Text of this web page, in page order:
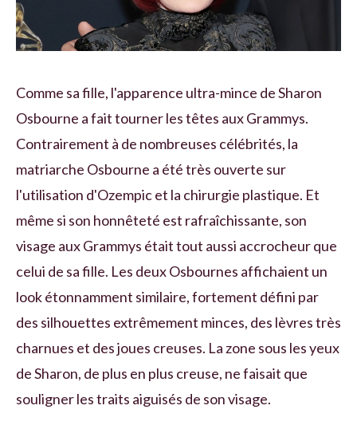
Comme sa fille, l'apparence ultra-mince de Sharon
Osbourne a fait tourner les têtes aux Grammys.
Contrairement à de nombreuses célébrités, la
matriarche Osbourne a été très ouverte sur
l'utilisation d'Ozempic et la chirurgie plastique. Et
même si son honnêteté est rafraîchissante, son
visage aux Grammys était tout aussi accrocheur que
celui de sa fille. Les deux Osbournes affichaient un
look étonnamment similaire, fortement défini par
des silhouettes extrêmement minces, des lèvres très
charnues et des joues creuses. La zone sous les yeux
de Sharon, de plus en plus creuse, ne faisait que
souligner les traits aiguisés de son visage.